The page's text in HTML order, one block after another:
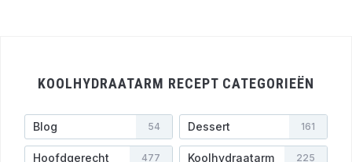
KOOLHYDRAATARM RECEPT CATEGORIEËN
Blog 54 Dessert 161
Hoofdgerecht 477 Koolhydraatarm 225